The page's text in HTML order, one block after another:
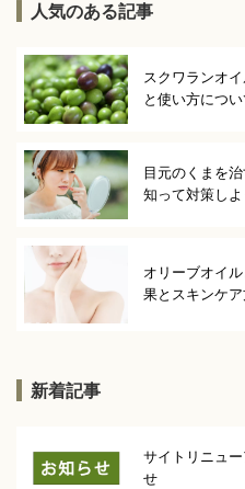
人気のある記事
スクワランオ
と使い方につい
目元のくまを
知って対策し
オリーブオイ
果とスキンケ
新着記事
サイトリニュ
せ